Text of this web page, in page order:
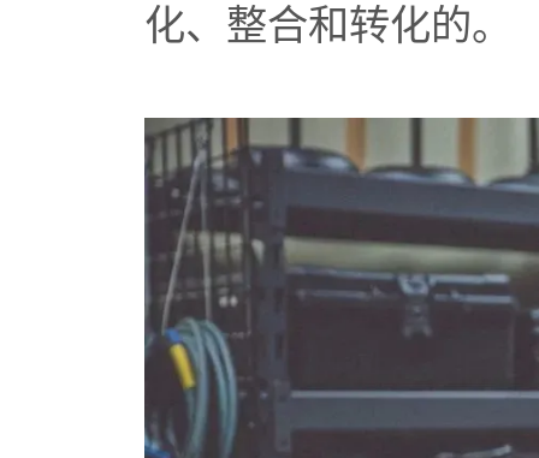
化、整合和转化的。